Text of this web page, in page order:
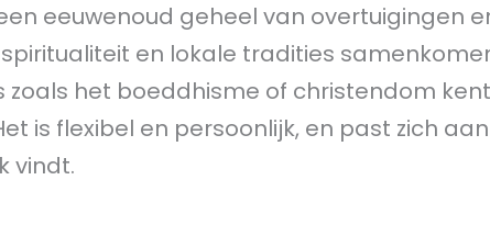
eeuwenoud geheel van overtuigingen
en lokale tradities
het boeddhisme of christendom
is flexibel en persoonlijk, en past zich
vindt.